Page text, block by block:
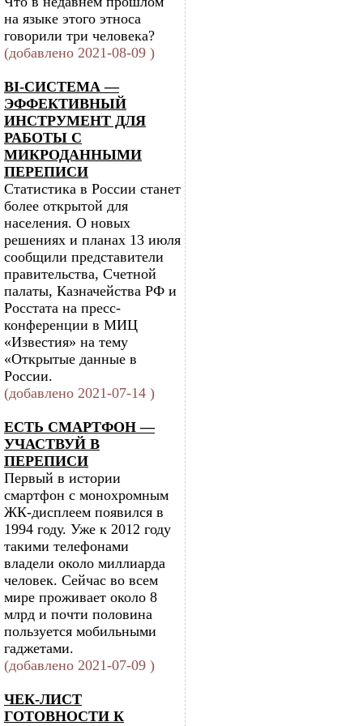
на языке этого этноса
говорили три человека?
(добавлено 2021-08-09 )
BI-СИСТЕМА —
ЭФФЕКТИВНЫЙ
ИНСТРУМЕНТ ДЛЯ
РАБОТЫ С
МИКРОДАННЫМИ
ПЕРЕПИСИ
Статистика в России станет
более открытой для
населения. О новых
решениях и планах 13 июля
сообщили представители
правительства, Счетной
палаты, Казначейства РФ и
Росстата на пресс-
конференции в МИЦ
«Известия» на тему
«Открытые данные в
России.
(добавлено 2021-07-14 )
ЕСТЬ СМАРТФОН —
УЧАСТВУЙ В
ПЕРЕПИСИ
Первый в истории
смартфон с монохромным
ЖК-дисплеем появился в
1994 году. Уже к 2012 году
такими телефонами
владели около миллиарда
человек. Сейчас во всем
мире проживает около 8
млрд и почти половина
пользуется мобильными
гаджетами.
(добавлено 2021-07-09 )
ЧЕК-ЛИСТ
ГОТОВНОСТИ К